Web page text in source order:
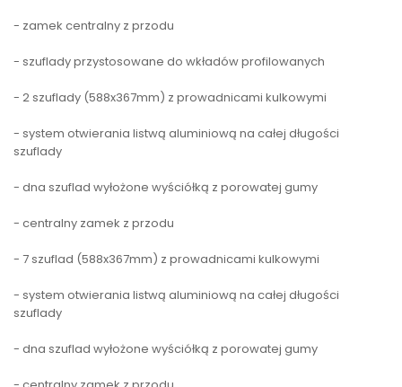
- zamek centralny z przodu
- szuflady przystosowane do wkładów profilowanych
- 2 szuflady (588x367mm) z prowadnicami kulkowymi
- system otwierania listwą aluminiową na całej długości
szuflady
- dna szuflad wyłożone wyściółką z porowatej gumy
- centralny zamek z przodu
- 7 szuflad (588x367mm) z prowadnicami kulkowymi
- system otwierania listwą aluminiową na całej długości
szuflady
- dna szuflad wyłożone wyściółką z porowatej gumy